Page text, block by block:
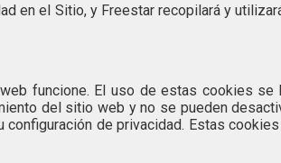
en el Sitio, y Freestar recopilará y
funcione. El uso de estas cookies
del sitio web y no se pueden
de privacidad. Estas